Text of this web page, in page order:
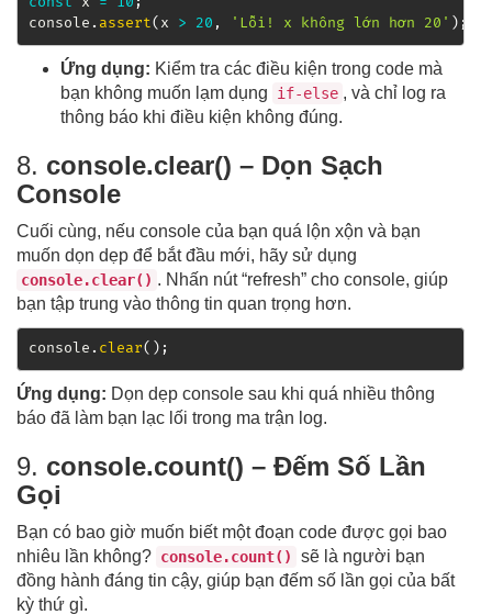
console . assert( x > 20 , 'Lỗi! x không lớn hơn 20' ) ;
Ứng dụng: Kiểm tra các điều kiện trong code mà
bạn không muốn lạm dụng
if-else , và chỉ log ra
thông báo khi điều kiện không đúng.
8. console.clear() – Dọn Sạch
Console
Cuối cùng, nếu console của bạn quá lộn xộn và bạn
muốn dọn dẹp để bắt đầu mới, hãy sử dụng
console.clear() . Nhấn nút “refresh” cho console, giúp
bạn tập trung vào thông tin quan trọng hơn.
console . clear( ) ;
Ứng dụng: Dọn dẹp console sau khi quá nhiều thông
báo đã làm bạn lạc lối trong ma trận log.
9. console.count() – Đếm Số Lần
Gọi
Bạn có bao giờ muốn biết một đoạn code được gọi bao
nhiêu lần không? console.count()
sẽ là người bạn
đồng hành đáng tin cậy, giúp bạn đếm số lần gọi của bất
kỳ thứ gì.